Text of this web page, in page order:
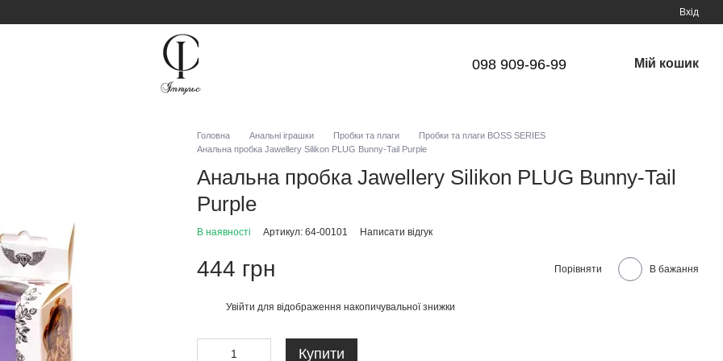
Вхід
098 909-96-99 Мій кошик
Головна Анальні іграшки Пробки та плаги
Пробки та плаги BOSS SERIES
Анальна пробка Jawellery Silikon PLUG Bunny-Tail Purple
Анальна пробка Jawellery Silikon PLUG Bunny-Tail
Purple
В наявності Артикул: 64-00101 Написати відгук
444 грн Порівняти В бажання
Увійти для відображення накопичувальної знижки
Купити